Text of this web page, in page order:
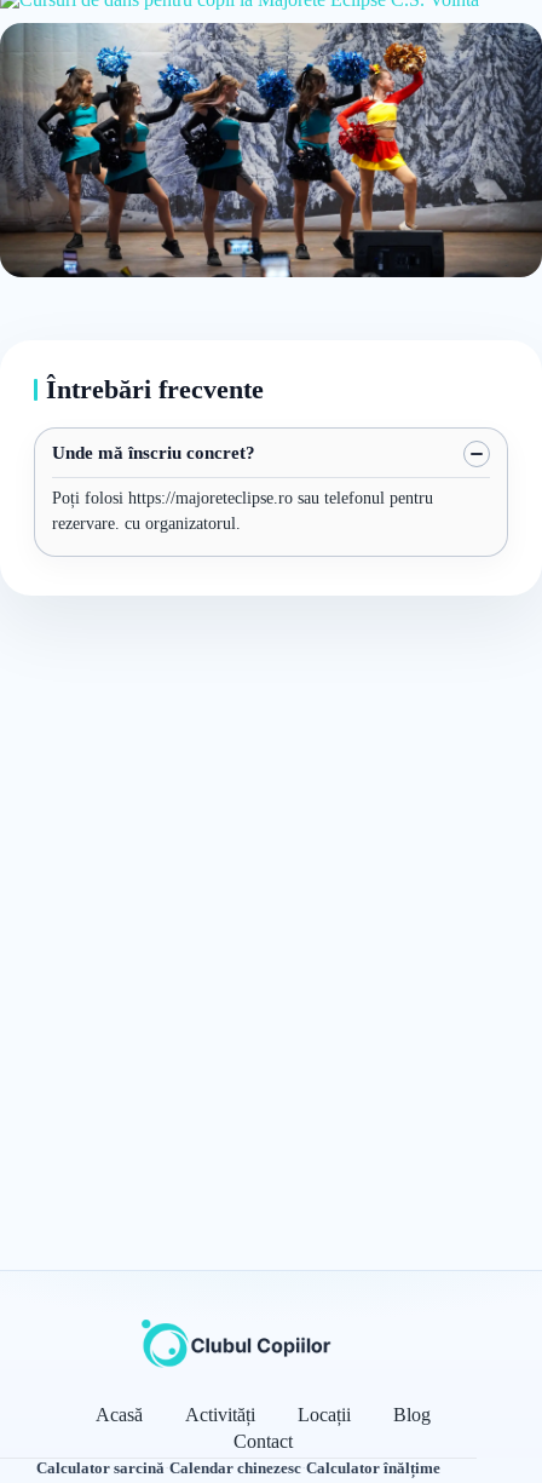
Întrebări frecvente
Unde mă înscriu concret?
Poți folosi https://majoreteclipse.ro sau telefonul pentru
rezervare. cu organizatorul.
Acasă Activități Locații
Blog
Contact
Calculator sarcină·Calendar chinezesc·Calculator înălțime